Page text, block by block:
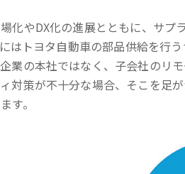
化やDX化の進展とともに、サプ
はトヨタ自動車の部品供給を行
業の本社ではなく、子会社のリ
対策が不十分な場合、そこを足
す。